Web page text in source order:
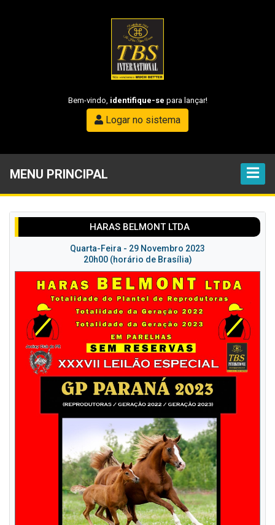
Bem-vindo, identifique-se para lançar!
Logar no sistema
MENU PRINCIPAL
HARAS BELMONT LTDA
Quarta-Feira - 29 Novembro 2023
20h00 (horário de Brasília)